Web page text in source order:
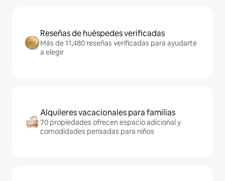
Reseñas de huéspedes verificadas
Más de 11,480 reseñas verificadas para ayudarte
a elegir
Alquileres vacacionales para familias
70 propiedades ofrecen espacio adicional y
comodidades pensadas para niños